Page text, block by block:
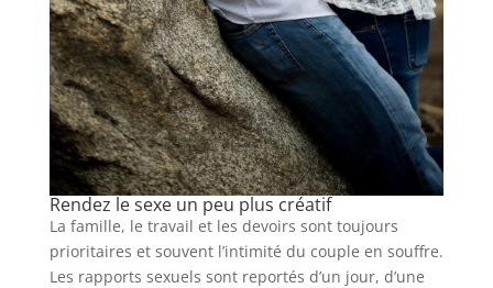
Rendez le sexe un peu plus créatif
La famille, le travail et les devoirs sont toujours
prioritaires et souvent l’intimité du couple en souffre.
Les rapports sexuels sont reportés d’un jour, d’une